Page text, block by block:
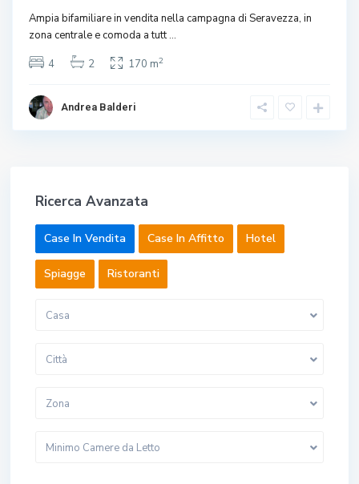
Ampia bifamiliare in vendita nella campagna di Seravezza, in
zona centrale e comoda a tutt...
4
2 170 m2
Andrea Balderi
Ricerca Avanzata
Case In Vendita Case In Affitto Hotel
Spiagge Ristoranti
Casa
Città
Zona
Minimo Camere da Letto